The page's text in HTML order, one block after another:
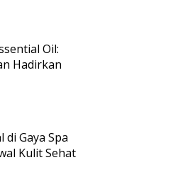
Oil:
Hadirkan
di Gaya Spa
Kulit Sehat